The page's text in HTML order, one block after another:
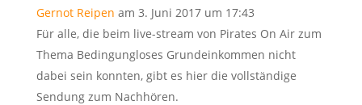
Gernot Reipen am 3. Juni 2017 um 17:43
Für alle, die beim live-stream von Pirates On Air zum
Thema Bedingungloses Grundeinkommen nicht
dabei sein konnten, gibt es hier die vollständige
Sendung zum Nachhören.